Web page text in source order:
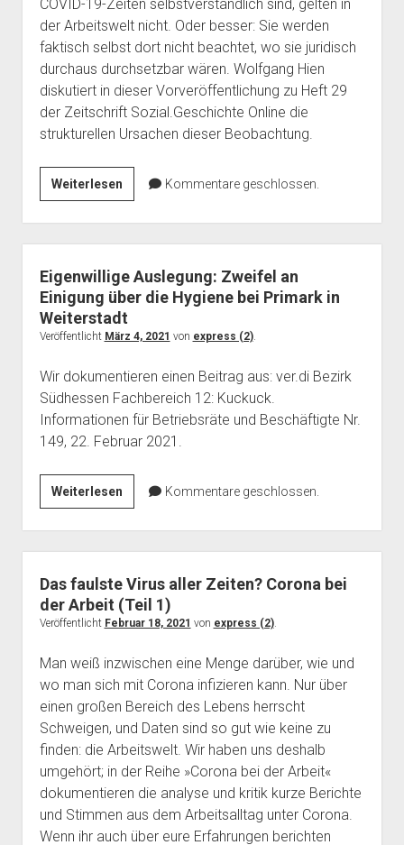
COVID-19-Zeiten selbstverständlich sind, gelten in
der Arbeitswelt nicht. Oder besser: Sie werden
faktisch selbst dort nicht beachtet, wo sie juridisch
durchaus durchsetzbar wären. Wolfgang Hien
diskutiert in dieser Vorveröffentlichung zu Heft 29
der Zeitschrift Sozial.Geschichte Online die
strukturellen Ursachen dieser Beobachtung.
WeiterlesenCorona-
Pandemie:
Gesundheitsschutz,
Arbeitsverhältnisse,
Pflegearbeit
Kommentare geschlossen.
Eigenwillige Auslegung: Zweifel an
Einigung über die Hygiene bei Primark in
Weiterstadt
Veröffentlicht März 4, 2021 von express (2).
Wir dokumentieren einen Beitrag aus: ver.di Bezirk
Südhessen Fachbereich 12: Kuckuck.
Informationen für Betriebsräte und Beschäftigte Nr.
149, 22. Februar 2021.
WeiterlesenEigenwillige
Auslegung:
Zweifel
an
Einigung
über
die
bei
Primark
in
Weiterstadt
Kommentare geschlossen.
Das faulste Virus aller Zeiten? Corona bei
der Arbeit (Teil 1)
Veröffentlicht Februar 18, 2021 von express (2).
Man weiß inzwischen eine Menge darüber, wie und
wo man sich mit Corona infizieren kann. Nur über
einen großen Bereich des Lebens herrscht
Schweigen, und Daten sind so gut wie keine zu
finden: die Arbeitswelt. Wir haben uns deshalb
umgehört; in der Reihe »Corona bei der Arbeit«
dokumentieren die analyse und kritik kurze Berichte
und Stimmen aus dem Arbeitsalltag unter Corona.
Wenn ihr auch über eure Erfahrungen berichten